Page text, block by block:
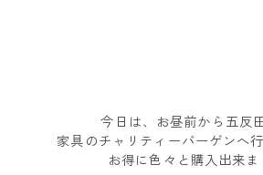
今日は、お昼前から五反
家具のチャリティーバーゲンへ行
お得に色々と購入出来